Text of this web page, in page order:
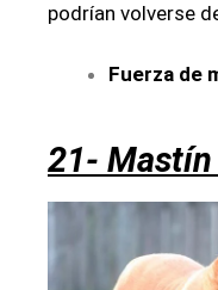
podrían volverse
Fuerza de
21-